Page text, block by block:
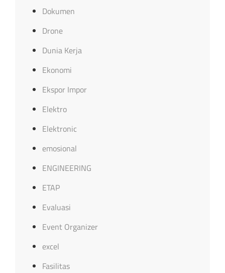
Dokumen
Drone
Dunia Kerja
Ekonomi
Ekspor Impor
Elektro
Elektronic
emosional
ENGINEERING
ETAP
Evaluasi
Event Organizer
excel
Fasilitas